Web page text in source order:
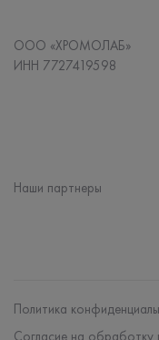
ООО «ХРОМОЛАБ»
ИНН 7727419598
Наши партнеры
Политика
Согласие на обработку